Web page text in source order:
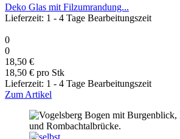
Deko Glas mit Filzumrandung...
Lieferzeit: 1 - 4 Tage Bearbeitungszeit
0
0
18,50 €
18,50 € pro Stk
Lieferzeit: 1 - 4 Tage Bearbeitungszeit
Zum Artikel